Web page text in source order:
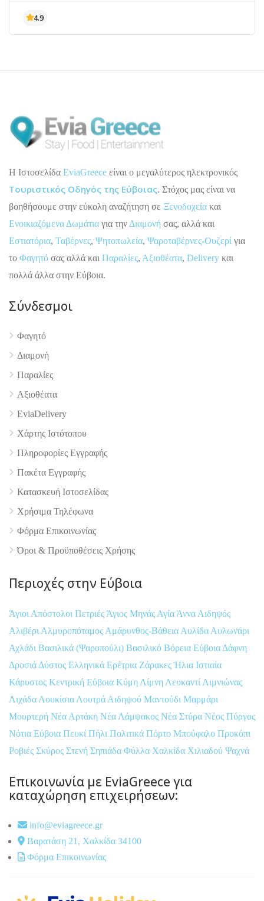
4.9
H Ιστοσελίδα EviaGreece είναι ο μεγαλύτερος ηλεκτρονικός
Τουριστικός Οδηγός της Εύβοιας. Στόχος μας είναι να
βοηθήσουμε στην εύκολη αναζήτηση σε Ξενοδοχεία και
Ενοικιαζόμενα Δωμάτια για την Διαμονή σας, αλλά και
Εστιατόρια, Ταβέρνες, Ψητοπωλεία, Ψαροταβέρνες-Ουζερί για
το Φαγητό σας αλλά και Παραλίες, Αξιοθέατα, Delivery και
πολλά άλλα στην Εύβοια.
Σύνδεσμοι
Φαγητό
Διαμονή
Παραλίες
Αξιοθέατα
EviaDelivery
Χάρτης Ιστότοπου
Πληροφορίες Εγγραφής
Πακέτα Εγγραφής
Κατασκευή Ιστοσελίδας
Χρήσιμα Τηλέφωνα
Φόρμα Επικοινωνίας
Όροι & Προϋποθέσεις Xρήσης
Περιοχές στην Εύβοια
Άγιοι Απόστολοι Πετριές Άγιος Μηνάς Αγία Άννα Αιδηψός
Αλιβέρι Αλμυροπόταμος Αμάρυνθος-Βάθεια Αυλίδα Αυλωνάρι
Αχλάδι Βασιλικά (Ψαροπούλι) Βασιλικό Βόρεια Εύβοια Δάφνη
Δροσιά Δύστος Ελληνικά Ερέτρια ΖάρακεςΉλια Ιστιαία
Κάρυστος Κεντρική Εύβοια Κύμη Λίμνη Λευκαντί Λιμνιώνας
Λιχάδα Λουκίσια Λουτρά Αιδηψού Μαντούδι Μαρμάρι
Μουρτερή Νέα Αρτάκη Νέα Λάμψακος Νέα Στύρα Νέος Πύργος
Νότια Εύβοια Πευκί Πήλι Πολιτικά Πόρτο Μπούφαλο Προκόπι
Ροβιές Σκύρος Στενή Σηπιάδα Φύλλα Χαλκίδα Χιλιαδού Ψαχνά
Επικοινωνία με EviaGreece για
καταχώρηση επιχειρήσεων:
info@eviagreece.gr
Βαρατάση 21, Χαλκίδα 34100
Φόρμα Επικοινωνίας